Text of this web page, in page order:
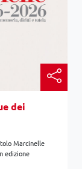
dei
Marcinelle
edizione